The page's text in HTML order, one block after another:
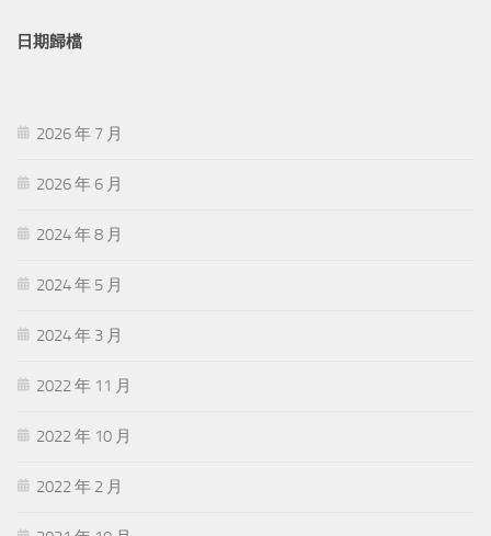
日期歸檔
2026 年 7 月
2026 年 6 月
2024 年 8 月
2024 年 5 月
2024 年 3 月
2022 年 11 月
2022 年 10 月
2022 年 2 月